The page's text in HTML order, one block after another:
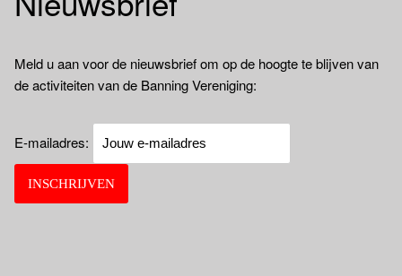
Meld u aan voor de nieuwsbrief om op de hoogte te blijven van
de activiteiten van de Banning Vereniging:
E-mailadres: